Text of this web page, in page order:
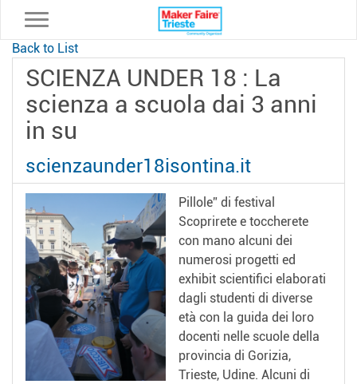
Back to List
SCIENZA UNDER 18 : La
scienza a scuola dai 3 anni
in su
scienzaunder18isontina.it
Pillole” di festival
Scoprirete e toccherete
con mano alcuni dei
numerosi progetti ed
exhibit scientifici elaborati
dagli studenti di diverse
età con la guida dei loro
docenti nelle scuole della
provincia di Gorizia,
Trieste, Udine. Alcuni di